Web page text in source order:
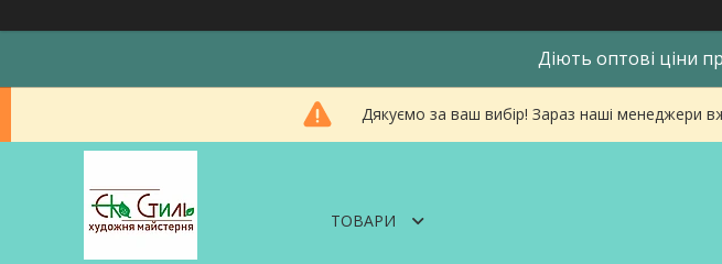
Діють оптові ціни
Дякуємо за ваш вибір! Зараз наші менеджери
ТОВАРИ